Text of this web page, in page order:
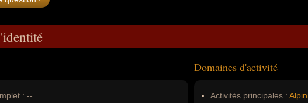
: --
Domaines d'activité
Activités principales :